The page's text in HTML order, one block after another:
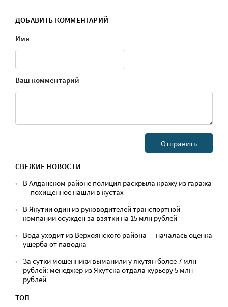
ДОБАВИТЬ КОММЕНТАРИЙ
Имя
Ваш комментарий
СВЕЖИЕ НОВОСТИ
В Алданском районе полиция раскрыла кражу из гаража
— похищенное нашли в кустах
В Якутии один из руководителей транспортной
компании осужден за взятки на 15 млн рублей
Вода уходит из Верхоянского района — началась оценка
ущерба от паводка
За сутки мошенники выманили у якутян более 7 млн
рублей: менеджер из Якутска отдала курьеру 5 млн
рублей
ТОП